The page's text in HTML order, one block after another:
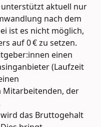
unterstützt aktuell nur
nach dem
ist es nicht möglich,
auf 0 € zu setzen.
einen
(Laufzeit
Mitarbeitenden, der
das Bruttogehalt